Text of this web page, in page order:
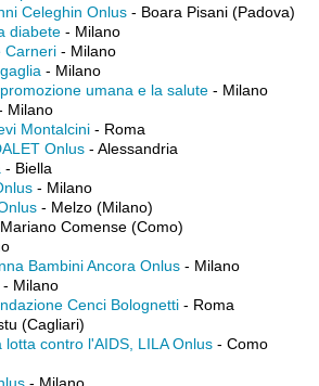
Celeghin Onlus - Boara Pisani (Padova)
diabete - Milano
Carneri - Milano
- Milano
umana e la salute - Milano
Milano
Montalcini - Roma
Onlus - Alessandria
- Biella
- Milano
- Melzo (Milano)
Comense (Como)
Bambini Ancora Onlus - Milano
- Milano
Cenci Bolognetti - Roma
(Cagliari)
lotta contro l'AIDS, LILA Onlus - Como